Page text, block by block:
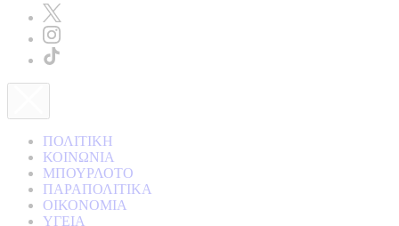
ΠΟΛΙΤΙΚΗ
ΚΟΙΝΩΝΙΑ
ΜΠΟΥΡΛΟΤΟ
ΠΑΡΑΠΟΛΙΤΙΚΑ
ΟΙΚΟΝΟΜΙΑ
ΥΓΕΙΑ